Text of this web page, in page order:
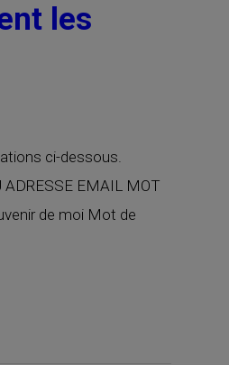
les
ci-dessous.
EMAIL MOT
de moi Mot de